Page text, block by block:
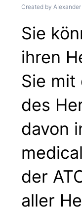
(RMC)
Created by
Sie
ihren
Sie
des
davon
der
aller